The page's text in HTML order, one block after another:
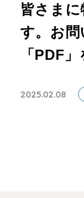
皆さま
す。お問
「PDF
2025.02.08